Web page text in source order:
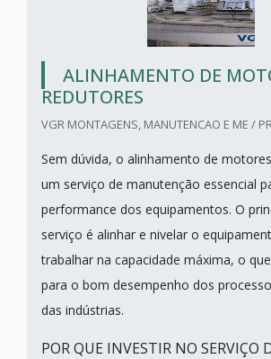
ALINHAMENTO DE
REDUTORES
VGR MONTAGENS, MANUTENCAO E ME /
Sem dúvida, o alinhamento de
um serviço de manutenção essencial
performance dos equipamentos. O
serviço é alinhar e nivelar o
trabalhar na capacidade máxima, o
para o bom desempenho dos
das indústrias.
POR QUE INVESTIR NO SERVIÇO